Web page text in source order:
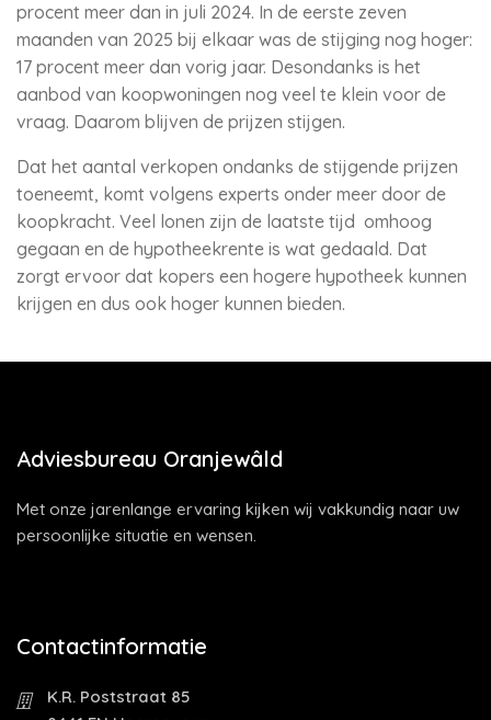
procent meer dan in juli 2024. In de eerste zeven
maanden van 2025 bij elkaar was de stijging nog hoger:
17 procent meer dan vorig jaar. Desondanks is het
aanbod van koopwoningen nog veel te klein voor de
vraag. Daarom blijven de prijzen stijgen.
Dat het aantal verkopen ondanks de stijgende prijzen
toeneemt, komt volgens experts onder meer door de
koopkracht. Veel lonen zijn de laatste tijd omhoog
gegaan en de hypotheekrente is wat gedaald. Dat
zorgt ervoor dat kopers een hogere hypotheek kunnen
krijgen en dus ook hoger kunnen bieden.
Adviesbureau Oranjewâld
Met onze jarenlange ervaring kijken wij vakkundig naar uw
persoonlijke situatie en wensen.
Contactinformatie
K.R. Poststraat 85